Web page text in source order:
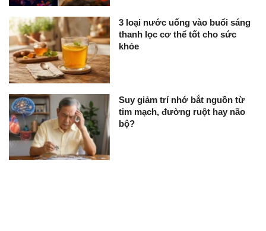
3 loại nước uống vào buổi sáng
thanh lọc cơ thể tốt cho sức
khỏe
Suy giảm trí nhớ bắt nguồn từ
tim mạch, đường ruột hay não
bộ?